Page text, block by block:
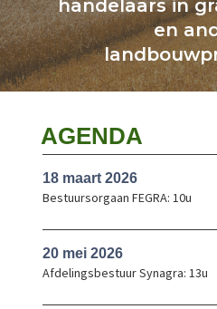
handelaars in
en
AGENDA
18 maart 2026
Bestuursorgaan FEGRA: 10u
20 mei 2026
Afdelingsbestuur Synagra: 13u